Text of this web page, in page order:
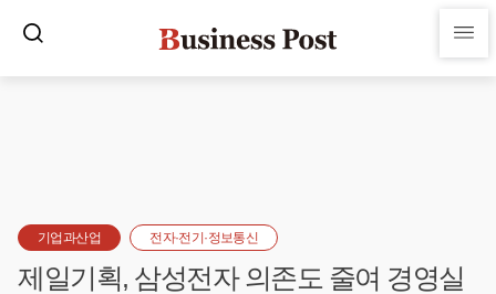
기업과산업 전자·전기·정보통신
제일기획, 삼성전자 의존도 줄여 경영실